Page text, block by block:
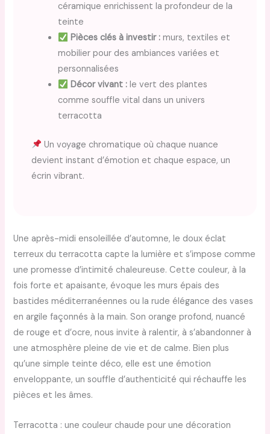
céramique enrichissent la profondeur de la
teinte
Pièces clés à investir :murs, textiles et
mobilier pour des ambiances variées et
personnalisées
Décor vivant :le vert des plantes
comme souffle vital dans un univers
terracotta
Un voyage chromatique où chaque nuance
devient instant d’émotion et chaque espace, un
écrin vibrant.
Une après-midi ensoleillée d’automne, le doux éclat
terreux du terracotta capte la lumière et s’impose comme
une promesse d’intimité chaleureuse. Cette couleur, à la
fois forte et apaisante, évoque les murs épais des
bastides méditerranéennes ou la rude élégance des vases
en argile façonnés à la main. Son orange profond, nuancé
de rouge et d’ocre, nous invite à ralentir, à s’abandonner à
une atmosphère pleine de vie et de calme. Bien plus
qu’une simple teinte déco, elle est une émotion
enveloppante, un souffle d’authenticité qui réchauffe les
pièces et les âmes.
Terracotta : une couleur chaude pour une décoration